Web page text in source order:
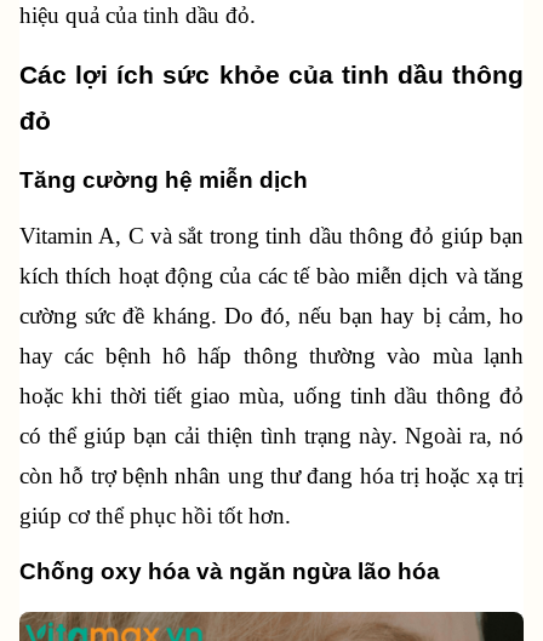
hiệu quả của tinh dầu đỏ.
Các lợi ích sức khỏe của tinh dầu thông
đỏ
Tăng cường hệ miễn dịch
Vitamin A, C và sắt trong tinh dầu thông đỏ giúp bạn
kích thích hoạt động của các tế bào miễn dịch và tăng
cường sức đề kháng. Do đó, nếu bạn hay bị cảm, ho
hay các bệnh hô hấp thông thường vào mùa lạnh
hoặc khi thời tiết giao mùa, uống tinh dầu thông đỏ
có thể giúp bạn cải thiện tình trạng này. Ngoài ra, nó
còn hỗ trợ bệnh nhân ung thư đang hóa trị hoặc xạ trị
giúp cơ thể phục hồi tốt hơn.
Chống oxy hóa và ngăn ngừa lão hóa